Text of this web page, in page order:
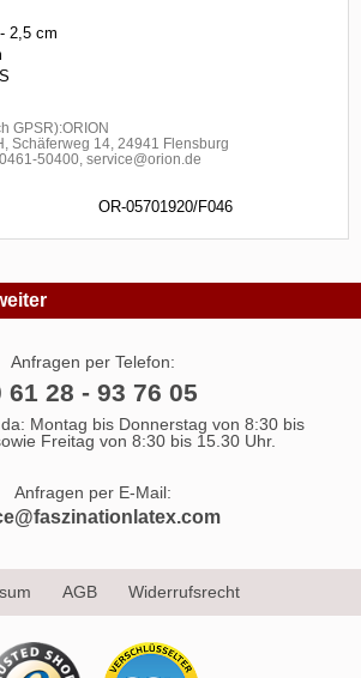
2,5 cm
GPSR):ORION
Schäferweg 14, 24941 Flensburg
50400, service@orion.de
OR-05701920/F046
Anfragen per Telefon:
61 28 - 93 76 05
Montag bis Donnerstag von 8:30 bis
Freitag von 8:30 bis 15.30 Uhr.
Anfragen per E-Mail:
AGB Widerrufsrecht